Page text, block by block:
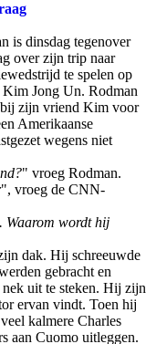
is dinsdag tegenover
over zijn trip naar
te spelen op
Kim Jong Un. Rodman
zijn vriend Kim voor
Amerikaanse
wegens niet
" vroeg Rodman.
", vroeg de CNN-
Waarom wordt hij
dak. Hij schreeuwde
gebracht en
uit te steken. Hij zijn
ervan vindt. Toen hij
kalmere Charles
aan Cuomo uitleggen.